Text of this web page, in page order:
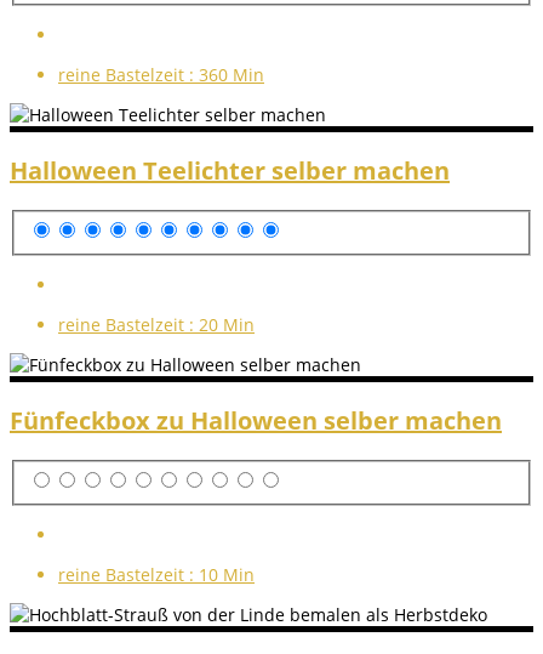
reine Bastelzeit : 360 Min
Halloween Teelichter selber machen
reine Bastelzeit : 20 Min
Fünfeckbox zu Halloween selber machen
reine Bastelzeit : 10 Min